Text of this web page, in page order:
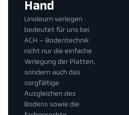
Hand
Linoleum verlegen
bedeutet für uns bei
ACH – Bodentechnik
nicht nur die einfache
Verlegung der Platten,
sondern auch das
sorgfältige
Ausgleichen des
Bodens sowie die